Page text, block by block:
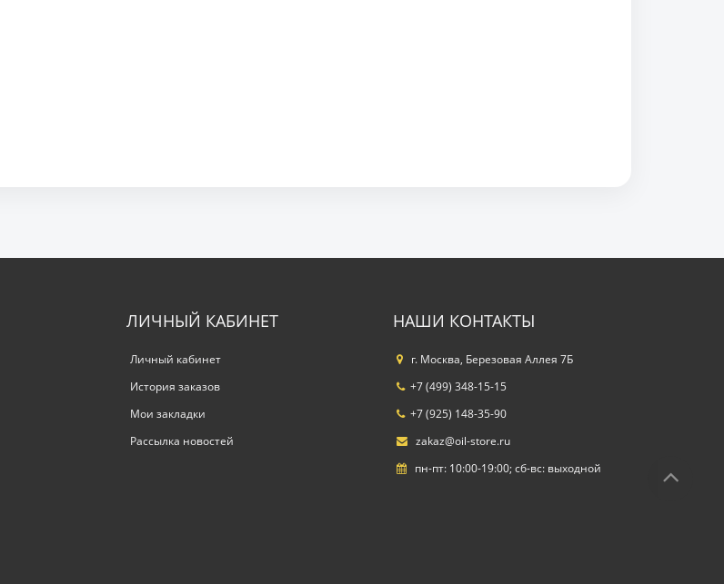
ЛИЧНЫЙ КАБИНЕТ
Личный кабинет
История заказов
Мои закладки
Рассылка новостей
НАШИ КОНТАКТЫ
г. Москва, Березовая Аллея 7Б
+7 (499) 348-15-15
+7 (925) 148-35-90
zakaz@oil-store.ru
пн-пт: 10:00-19:00; сб-вс: выходной